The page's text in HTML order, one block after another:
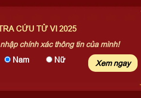
CỨU TỬ VI 2025
chính xác thông tin của mình!
Nam
Nữ Xem ngay